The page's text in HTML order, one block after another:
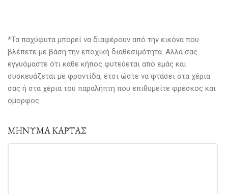
*Τα παχύφυτα μπορεί να διαφέρουν από την εικόνα που
βλέπετε με βάση την εποχική διαθεσιμότητα. Αλλά σας
εγγυόμαστε ότι κάθε κήπος φυτεύεται από εμάς και
συσκευάζεται με φροντίδα, έτσι ώστε να φτάσει στα χέρια
σας ή στα χέρια του παραλήπτη που επιθυμείτε φρέσκος και
όμορφος.
ΜΗΝΥΜΑ ΚΑΡΤΑΣ